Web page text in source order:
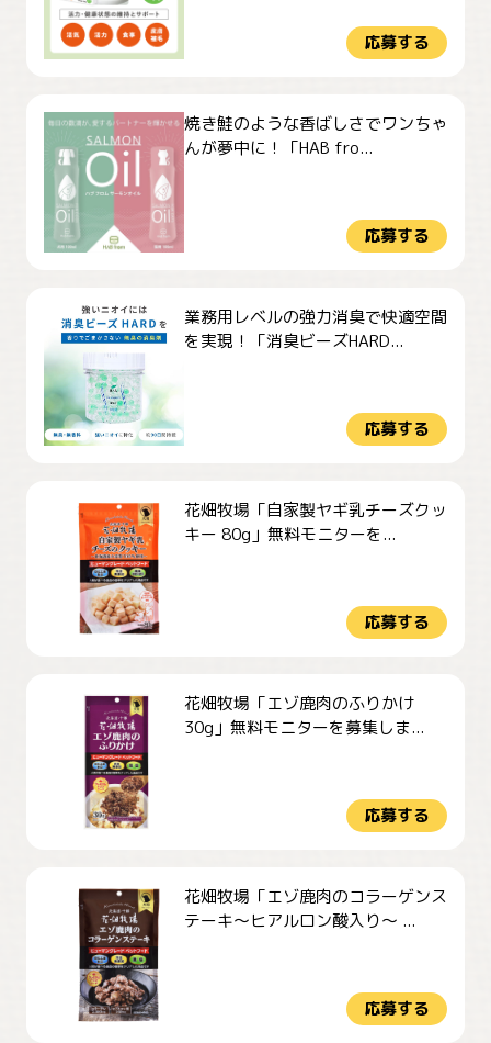
応募する
焼き鮭のような香ばしさでワンちゃ
んが夢中に！「HAB fro...
応募する
業務用レベルの強力消臭で快適空間
を実現！「消臭ビーズHARD...
応募する
花畑牧場「自家製ヤギ乳チーズクッ
キー 80g」無料モニターを...
応募する
花畑牧場「エゾ鹿肉のふりかけ
30g」無料モニターを募集しま...
応募する
花畑牧場「エゾ鹿肉のコラーゲンス
テーキ～ヒアルロン酸入り～ ...
応募する